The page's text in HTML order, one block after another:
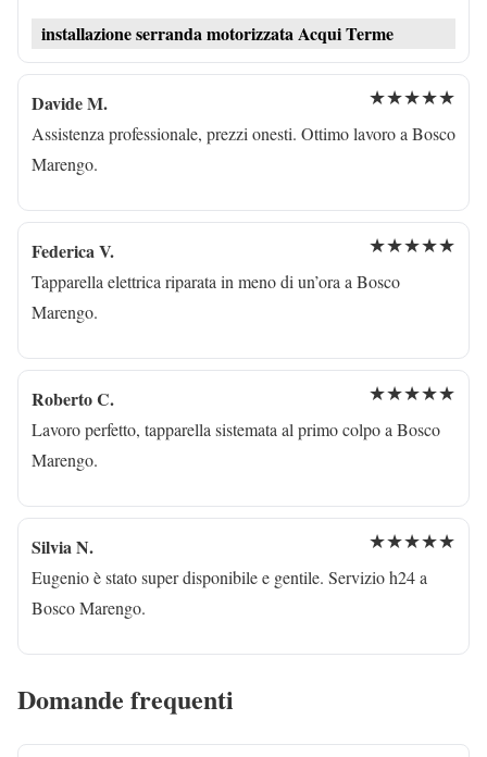
installazione serranda motorizzata Acqui Terme
Davide M. ★★★★★
Assistenza professionale, prezzi onesti. Ottimo lavoro a Bosco
Marengo.
Federica V. ★★★★★
Tapparella elettrica riparata in meno di un’ora a Bosco
Marengo.
Roberto C. ★★★★★
Lavoro perfetto, tapparella sistemata al primo colpo a Bosco
Marengo.
Silvia N. ★★★★★
Eugenio è stato super disponibile e gentile. Servizio h24 a
Bosco Marengo.
Domande frequenti